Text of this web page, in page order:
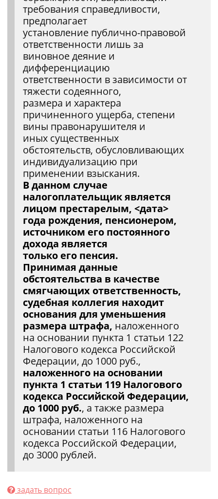
требования справедливости,
предполагает
установление публично-правовой
ответственности лишь за
виновное деяние и
дифференциацию
ответственности в зависимости от
тяжести содеянного,
размера и характера
причиненного ущерба, степени
вины правонарушителя и
иных существенных
обстоятельств, обусловливающих
индивидуализацию при
применении взыскания.
В данном случае
налогоплательщик является
лицом престарелым, <дата>
года рождения, пенсионером,
источником его постоянного
дохода является
только его пенсия.
Принимая данные
обстоятельства в качестве
смягчающих ответственность,
судебная коллегия находит
основания для уменьшения
размера штрафа, наложенного
на основании пункта 1 статьи 122
Налогового кодекса Российской
Федерации, до 1000 руб.,
наложенного на основании
пункта 1 статьи 119 Налогового
кодекса Российской Федерации,
до 1000 руб., а также размера
штрафа, наложенного на
основании статьи 116 Налогового
кодекса Российской Федерации,
до 3000 рублей.
задать вопрос